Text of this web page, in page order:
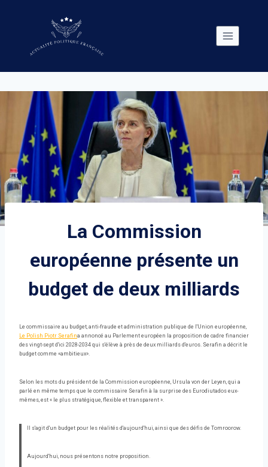
La Commission
européenne présente un
budget de deux milliards
Le commissaire au budget, anti-fraude et administration publique de l'Union européenne,
Le Polish Piotr Serafina annoncé au Parlement européen la proposition de cadre financier
des vingt-sept d'ici 2028-2034 qui s'élève à près de deux milliards d'euros. Serafin a décrit le
budget comme «ambitieux».
Selon les mots du président de la Commission européenne, Ursula von der Leyen, qui a
parlé en même temps que le commissaire Serafin à la surprise des Eurodiutados eux-
mêmes, est « le plus stratégique, flexible et transparent ».
Il s'agit d'un budget pour les réalités d'aujourd'hui, ainsi que des défis de Tomroorow.
Aujourd'hui, nous présentons notre proposition.